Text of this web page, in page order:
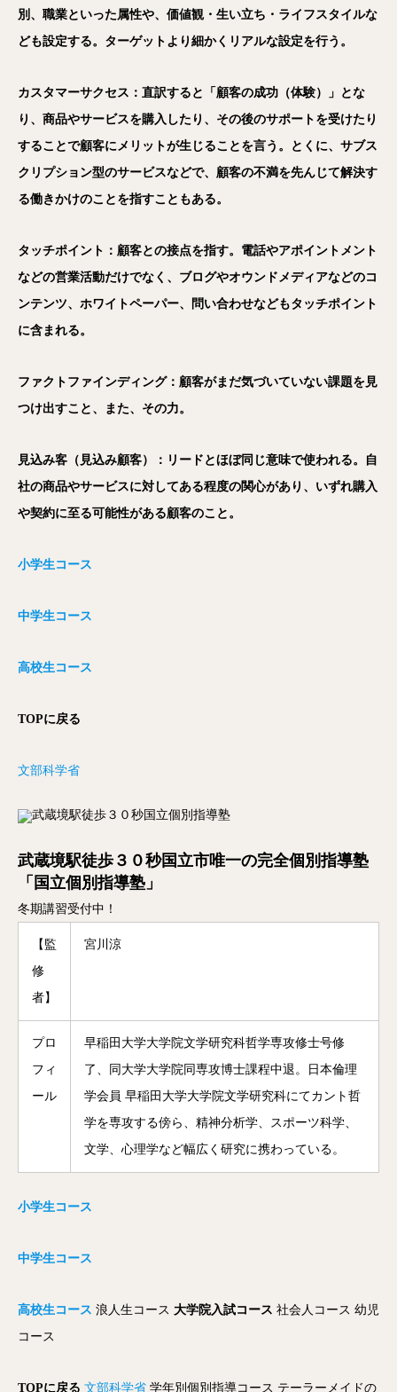
別、職業といった属性や、価値観・生い立ち・ライフスタイルな
ども設定する。ターゲットより細かくリアルな設定を行う。
カスタマーサクセス：直訳すると「顧客の成功（体験）」とな
り、商品やサービスを購入したり、その後のサポートを受けたり
することで顧客にメリットが生じることを言う。とくに、サブス
クリプション型のサービスなどで、顧客の不満を先んじて解決す
る働きかけのことを指すこともある。
タッチポイント：顧客との接点を指す。電話やアポイントメント
などの営業活動だけでなく、ブログやオウンドメディアなどのコ
ンテンツ、ホワイトペーパー、問い合わせなどもタッチポイント
に含まれる。
ファクトファインディング：顧客がまだ気づいていない課題を見
つけ出すこと、また、その力。
見込み客（見込み顧客）：リードとほぼ同じ意味で使われる。自
社の商品やサービスに対してある程度の関心があり、いずれ購入
や契約に至る可能性がある顧客のこと。
小学生コース
中学生コース
高校生コース
TOPに戻る
文部科学省
武蔵境駅徒歩３０秒国立市唯一の完全個別指導塾
「国立個別指導塾」
冬期講習受付中！
【監
修
者】
宮川涼
プロ
フィ
ール
早稲田大学大学院文学研究科哲学専攻修士号修
了、同大学大学院同専攻博士課程中退。日本倫理
学会員 早稲田大学大学院文学研究科にてカント哲
学を専攻する傍ら、精神分析学、スポーツ科学、
文学、心理学など幅広く研究に携わっている。
小学生コース
中学生コース
高校生コース 浪人生コース 大学院入試コース 社会人コース 幼児
コース
TOPに戻る 文部科学省 学年別個別指導コース テーラーメイドの